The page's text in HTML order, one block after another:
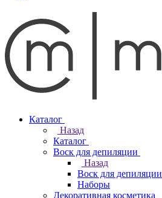
Каталог
Назад
Каталог
Воск для депиляции
Назад
Воск для депиляции
Наборы
Декоративная косметика